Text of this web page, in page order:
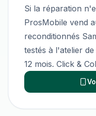
Si la réparation
ProsMobile vend
reconditionnés
testés à l'atelier
12 mois. Click &